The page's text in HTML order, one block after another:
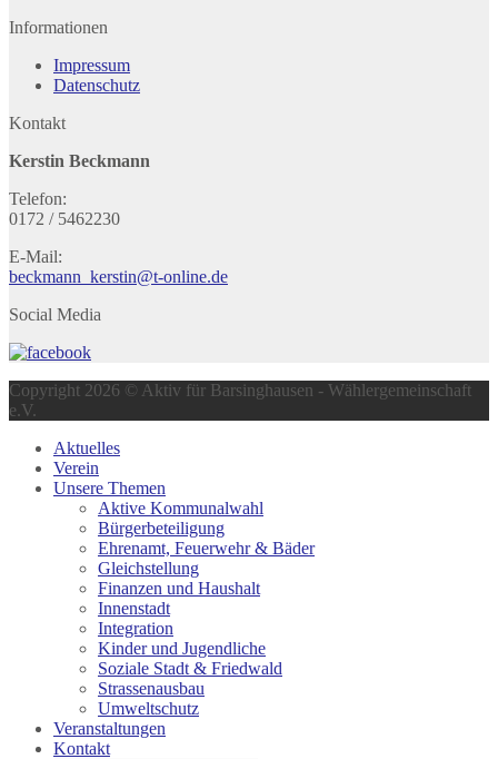
Informationen
Impressum
Datenschutz
Kontakt
Kerstin Beckmann
Telefon:
0172 / 5462230
E-Mail:
beckmann_kerstin@t-online.de
Social Media
Copyright 2026 © Aktiv für Barsinghausen - Wählergemeinschaft
e.V.
Aktuelles
Verein
Unsere Themen
Aktive Kommunalwahl
Bürgerbeteiligung
Ehrenamt, Feuerwehr & Bäder
Gleichstellung
Finanzen und Haushalt
Innenstadt
Integration
Kinder und Jugendliche
Soziale Stadt & Friedwald
Strassenausbau
Umweltschutz
Veranstaltungen
Kontakt